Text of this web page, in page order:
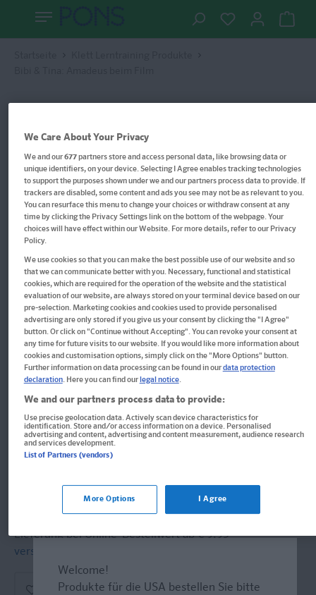
Im Buch blättern
Bibi & Tina: Amadeus beim Film
Erstleser 2. Klasse, ab 7 Jahren
Buch
Format: 15,7 x 22,7 cm, 40 Seiten
ISBN: 978-3-12-949641-1
Sofort lieferbar
Lieferung bei Online-Bestellwert ab € 9,95
versandkostenfrei!
Welcome!
Produkte für die USA bestellen Sie bitte
We Care About Your Privacy
We and our677partners store and access personal data, like browsing data or
unique identifiers, on your device. Selecting I Agree enables tracking technologies
to support the purposes shown under we and our partners process data to provide. If
trackers are disabled, some content and ads you see may not be as relevant to you.
You can resurface this menu to change your choices or withdraw consent at any
time by clicking the Privacy Settings link on the bottom of the webpage. Your
choices will have effect within our Website. For more details, refer to our Privacy
Policy.
We use cookies so that you can make the best possible use of our website and so
that we can communicate better with you. Necessary, functional and statistical
cookies, which are required for the operation of the website and the statistical
evaluation of our website, are always stored on your terminal device based on our
pre-selection. Marketing cookies and cookies used to provide personalised
advertising are only stored if you give us your consent by clicking the "I Agree"
button. Or click on "Continue without Accepting". You can revoke your consent at
any time for future visits to our website. If you would like more information about
cookies and customisation options, simply click on the "More Options" button.
Further information on data processing can be found in ourdata protection
declaration. Here you can find our legal notice.
We and our partners process data to provide:
Use precise geolocation data. Actively scan device characteristics for
identification. Store and/or access information on a device. Personalised
advertising and content, advertising and content measurement, audience research
and services development.
List of Partners (vendors)
More Options I Agree